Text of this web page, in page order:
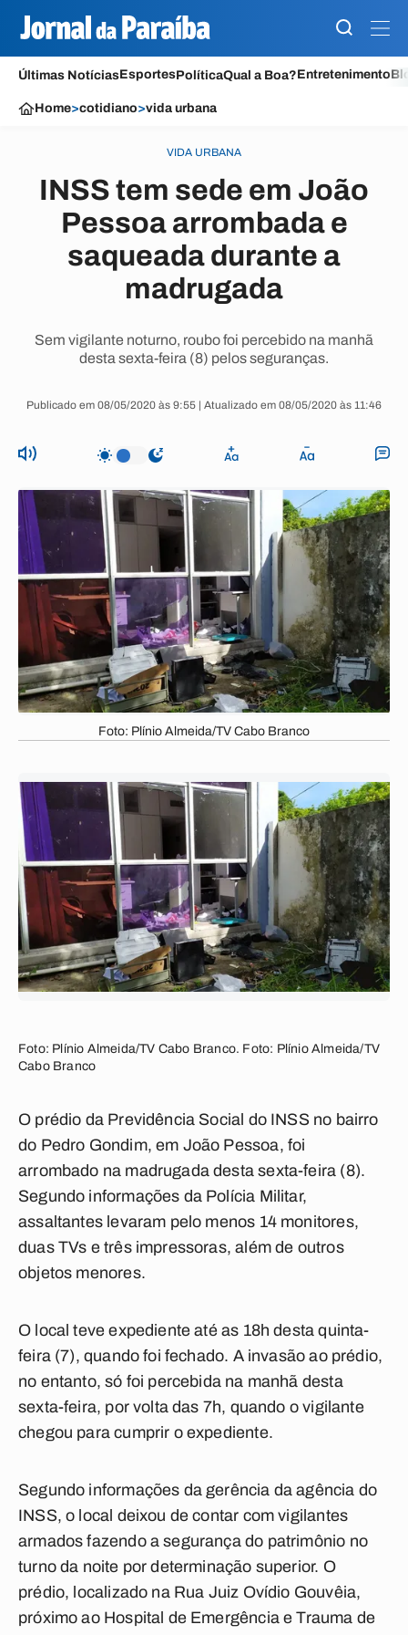
Últimas NotíciasEsportesPolíticaQual a Boa?Entretenimento
Home>cotidiano>vida urbana
VIDA URBANA
INSS tem sede em João
Pessoa arrombada e
saqueada durante a
madrugada
Sem vigilante noturno, roubo foi percebido na manhã
desta sexta-feira (8) pelos seguranças.
Publicado em 08/05/2020 às 9:55 | Atualizado em 08/05/2020 às 11:46
Foto: Plínio Almeida/TV Cabo Branco
Foto: Plínio Almeida/TV Cabo Branco. Foto: Plínio Almeida/TV
Cabo Branco
O prédio da Previdência Social do INSS no bairro
do Pedro Gondim, em João Pessoa, foi
arrombado na madrugada desta sexta-feira (8).
Segundo informações da Polícia Militar,
assaltantes levaram pelo menos 14 monitores,
duas TVs e três impressoras, além de outros
objetos menores.
O local teve expediente até as 18h desta quinta-
feira (7), quando foi fechado. A invasão ao prédio,
no entanto, só foi percebida na manhã desta
sexta-feira, por volta das 7h, quando o vigilante
chegou para cumprir o expediente.
Segundo informações da gerência da agência do
INSS, o local deixou de contar com vigilantes
armados fazendo a segurança do patrimônio no
turno da noite por determinação superior. O
prédio, localizado na Rua Juiz Ovídio Gouvêia,
próximo ao Hospital de Emergência e Trauma de